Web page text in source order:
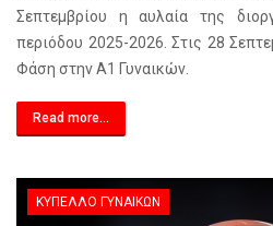
Σεπτεμβρίου η αυλαία της
περιόδου 2025-2026. Στις 28
Φάση στην Α1 Γυναικών.
Read more...
ΚΎΠΕΛΛΟ ΓΥΝΑΙΚΏΝ